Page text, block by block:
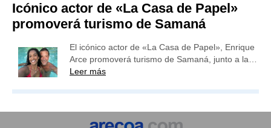
Icónico actor de «La Casa de Papel»
promoverá turismo de Samaná
El icónico actor de «La Casa de Papel», Enrique
Arce promoverá turismo de Samaná, junto a la…
Leer más